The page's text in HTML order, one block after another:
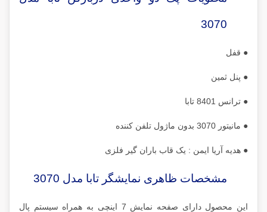
3070
● قفل
● پنل ثمین
● ترانس 8401 تابا
● مانیتور 3070 بدون ماژول تلفن کننده
● هدیه آریا ایمن : یک قاب باران گیر فلزی
مشخصات ظاهری نمایشگر تابا مدل 3070
این محصول دارای صفحه نمایش 7 اینچی به همراه سیستم پال